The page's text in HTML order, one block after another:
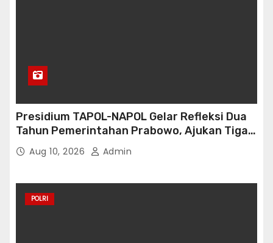
Presidium TAPOL-NAPOL Gelar Refleksi Dua
Tahun Pemerintahan Prabowo, Ajukan Tiga
Tuntutan
Aug 10, 2026 Admin
POLRI